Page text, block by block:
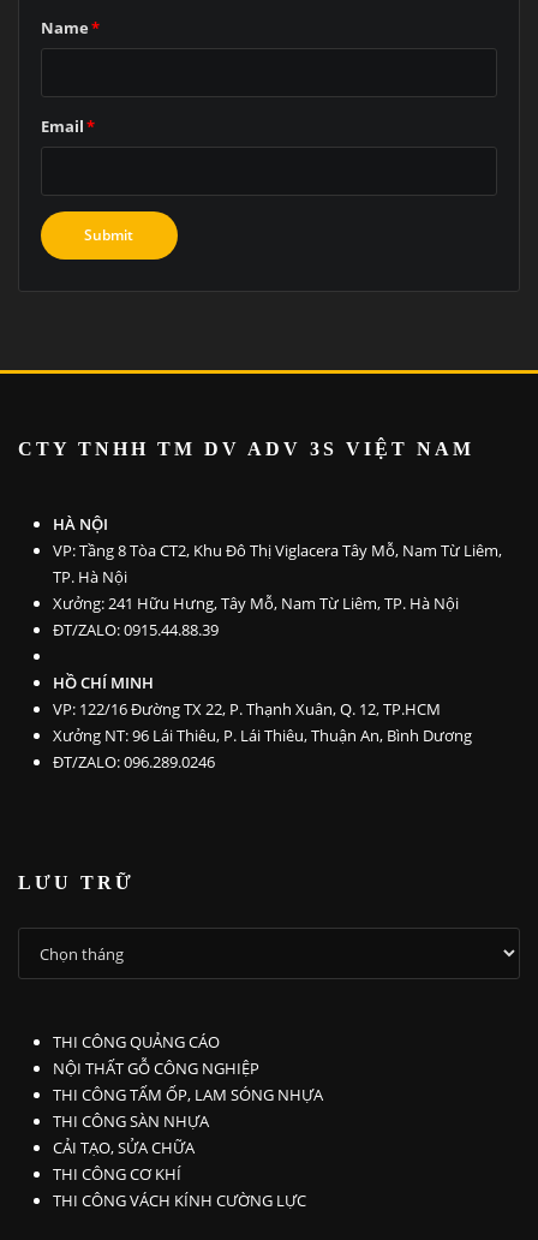
Name*
Email*
CTY TNHH TM DV ADV 3S VIỆT NAM
HÀ NỘI
VP: Tầng 8 Tòa CT2, Khu Đô Thị Viglacera Tây Mỗ, Nam Từ Liêm,
TP. Hà Nội
Xưởng: 241 Hữu Hưng, Tây Mỗ, Nam Từ Liêm, TP. Hà Nội
ĐT/ZALO: 0915.44.88.39
HỒ CHÍ MINH
VP: 122/16 Đường TX 22, P. Thạnh Xuân, Q. 12, TP.HCM
Xưởng NT: 96 Lái Thiêu, P. Lái Thiêu, Thuận An, Bình Dương
ĐT/ZALO: 096.289.0246
LƯU TRỮ
TRỮ
THI CÔNG QUẢNG CÁO
NỘI THẤT GỖ CÔNG NGHIỆP
THI CÔNG TẤM ỐP, LAM SÓNG NHỰA
THI CÔNG SÀN NHỰA
CẢI TẠO, SỬA CHỮA
THI CÔNG CƠ KHÍ
THI CÔNG VÁCH KÍNH CƯỜNG LỰC